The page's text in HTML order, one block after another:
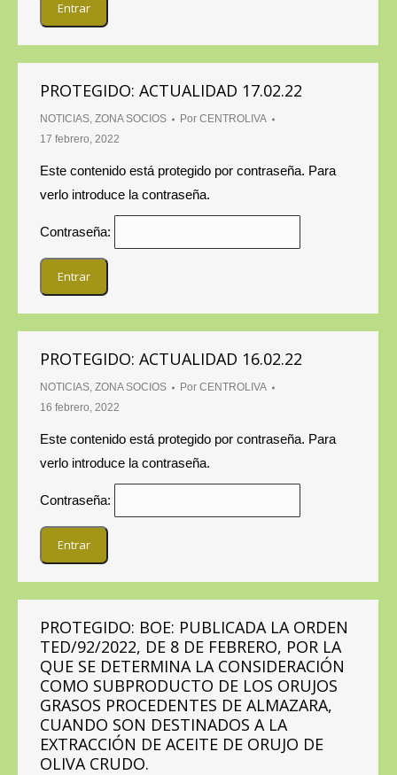
PROTEGIDO: ACTUALIDAD 17.02.22
NOTICIAS, ZONA SOCIOS Por CENTROLIVA
17 febrero, 2022
Este contenido está protegido por contraseña. Para
verlo introduce la contraseña.
Contraseña:
PROTEGIDO: ACTUALIDAD 16.02.22
NOTICIAS, ZONA SOCIOS Por CENTROLIVA
16 febrero, 2022
Este contenido está protegido por contraseña. Para
verlo introduce la contraseña.
Contraseña:
PROTEGIDO: BOE: PUBLICADA LA ORDEN
TED/92/2022, DE 8 DE FEBRERO, POR LA
QUE SE DETERMINA LA CONSIDERACIÓN
COMO SUBPRODUCTO DE LOS ORUJOS
GRASOS PROCEDENTES DE ALMAZARA,
CUANDO SON DESTINADOS A LA
EXTRACCIÓN DE ACEITE DE ORUJO DE
OLIVA CRUDO.